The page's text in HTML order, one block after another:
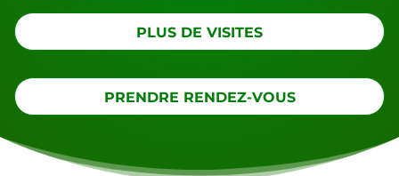
PLUS DE VISITES
PRENDRE RENDEZ-VOUS